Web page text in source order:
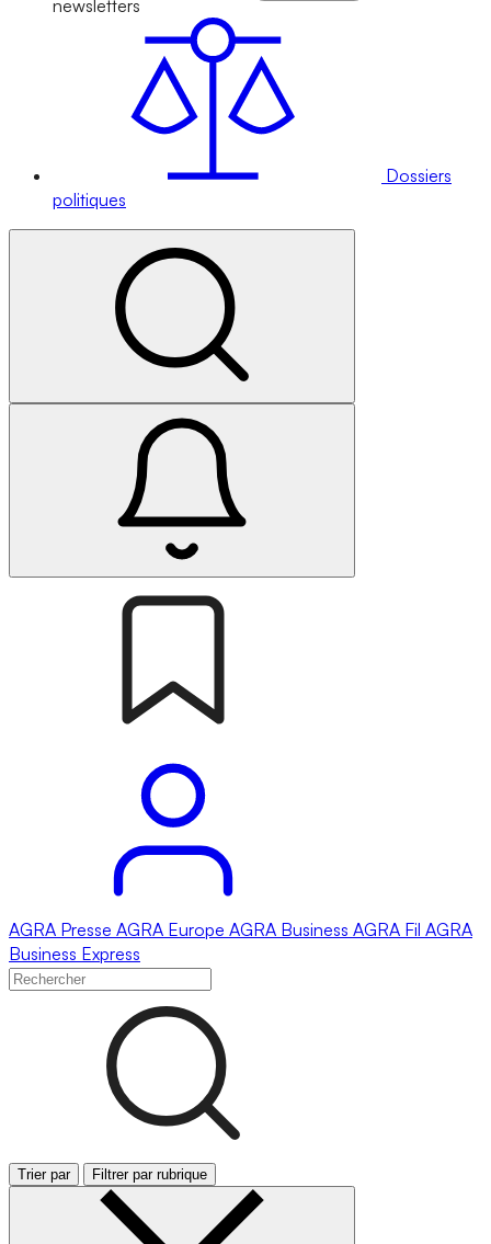
newsletters
Dossiers
politiques
AGRA Presse AGRA Europe AGRA Business AGRA Fil AGRA
Business Express
Trier par Filtrer par rubrique